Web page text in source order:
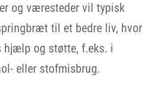
og væresteder vil typisk
til et bedre liv, hvor
hjælp og støtte, f.eks. i
eller stofmisbrug.